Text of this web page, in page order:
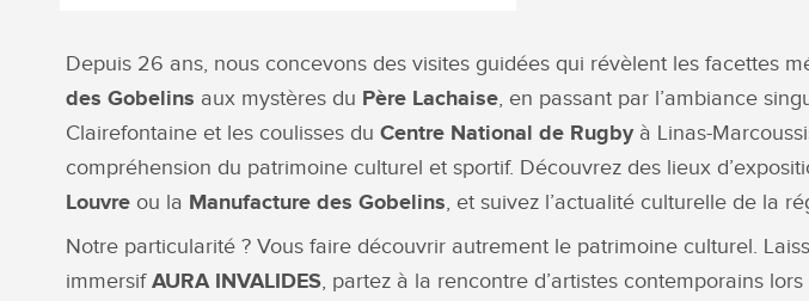
Depuis 26 ans, nous concevons des visites guidées qui révèlent les facettes
des Gobelins aux mystères du Père Lachaise, en passant par l’ambiance
Clairefontaine et les coulisses du Centre National de Rugbyà Linas-
compréhension du patrimoine culturel et sportif. Découvrez des lieux
Louvre ou la Manufacture des Gobelins, et suivez l’actualité culturelle de la
Notre particularité ? Vous faire découvrir autrement le patrimoine culturel.
immersifAURA INVALIDES, partez à la rencontre d’artistes contemporains lors